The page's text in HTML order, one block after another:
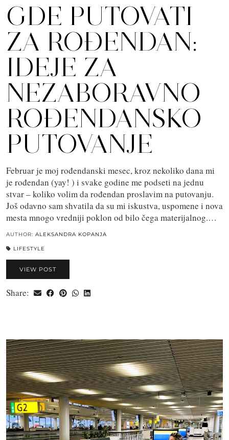
GDE PUTOVATI
ZA ROĐENDAN:
IDEJE ZA
NEZABORAVNO
ROĐENDANSKO
PUTOVANJE
Februar je moj rođendanski mesec, kroz nekoliko dana mi
je rođendan (yay! ) i svake godine me podseti na jednu
stvar – koliko volim da rođendan proslavim na putovanju.
Još odavno sam shvatila da su mi iskustva, uspomene i nova
mesta mnogo vredniji poklon od bilo čega materijalnog.…
AUTHOR: ALEKSANDRA KOPANJA
LIFESTYLE
VIEW POST
Share: